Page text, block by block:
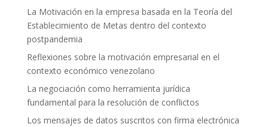
La Motivación en la empresa basada en la Teoría del
Establecimiento de Metas dentro del contexto
postpandemia
Reflexiones sobre la motivación empresarial en el
contexto económico venezolano
La negociación como herramienta jurídica
fundamental para la resolución de conflictos
Los mensajes de datos suscritos con firma electrónica